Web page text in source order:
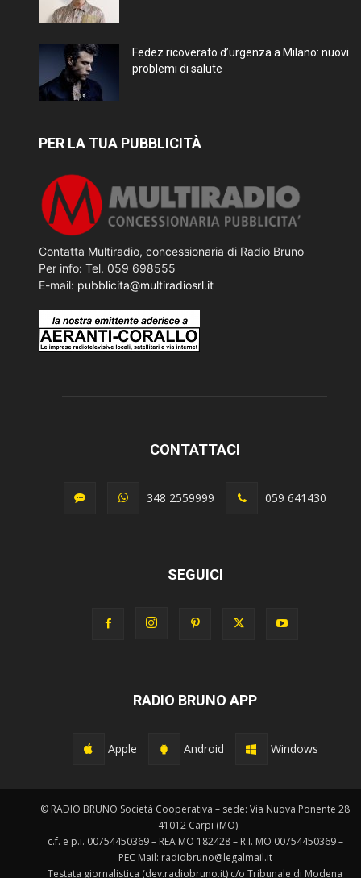
Fedez ricoverato d’urgenza a Milano: nuovi
problemi di salute
PER LA TUA PUBBLICITÀ
Contatta Multiradio, concessionaria di Radio Bruno
Per info: Tel. 059 698555
E-mail: pubblicita@multiradiosrl.it
CONTATTACI
348 2559999 059 641430
SEGUICI
RADIO BRUNO APP
Apple Android Windows
© RADIO BRUNO Società Cooperativa – sede: Via Nuova Ponente 28
- 41012 Carpi (MO)
c.f. e p.i. 00754450369 – REA MO 182428 – R.I. MO 00754450369 –
PEC Mail: radiobruno@legalmail.it
Testata giornalistica (dev.radiobruno.it) c/o Tribunale di Modena